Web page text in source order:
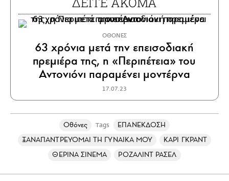
ΟΘΟΝΕΣ
63 χρόνια μετά την επεισοδιακή
πρεμιέρα της, η «Περιπέτεια» του
Αντονιόνι παραμένει μοντέρνα
17.07.23
Οθόνες Tags
ΕΠΑΝΕΚΔΟΣΗ
ΞΑΝΑΠΑΝΤΡΕΥΟΜΑΙ ΤΗ ΓΥΝΑΙΚΑ ΜΟΥ
ΚΑΡΙ ΓΚΡΑΝΤ
ΘΕΡΙΝΑ ΣΙΝΕΜΑ
ΡΟΖΑΛΙΝΤ ΡΑΣΕΛ